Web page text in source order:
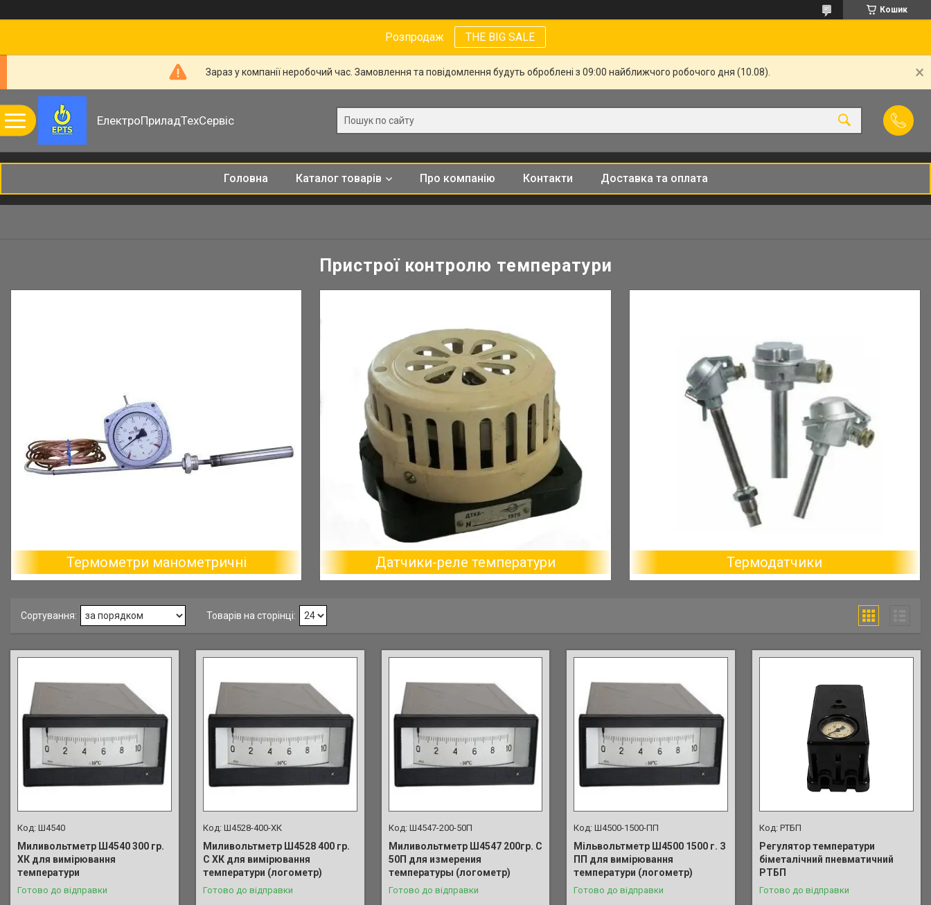
Кошик
Розпродаж THE BIG SALE
Зараз у компанії неробочий час. Замовлення та повідомлення будуть оброблені з 09:00 найближчого робочого дня (10.08).
ЕлектроПриладТехСервіс
Головна Каталог товарів Про компанію Контакти Доставка та оплата
Пристрої контролю температури
Термометри манометричні Датчики-реле температури Термодатчики
Ш4540
Миливольтметр Ш4540 300 гр.
ХК для вимірювання
температури
Готово до відправки
Ш4528-400-ХК
Миливольтметр Ш4528 400 гр.
С ХК для вимірювання
температури (логометр)
Готово до відправки
Ш4547-200-50П
Миливольтметр Ш4547 200гр. С
50П для измерения
температуры (логометр)
Готово до відправки
Ш4500-1500-ПП
Мільвольтметр Ш4500 1500 г. З
ПП для вимірювання
температури (логометр)
Готово до відправки
РТБП
Регулятор температури
біметалічний пневматичний
РТБП
Готово до відправки